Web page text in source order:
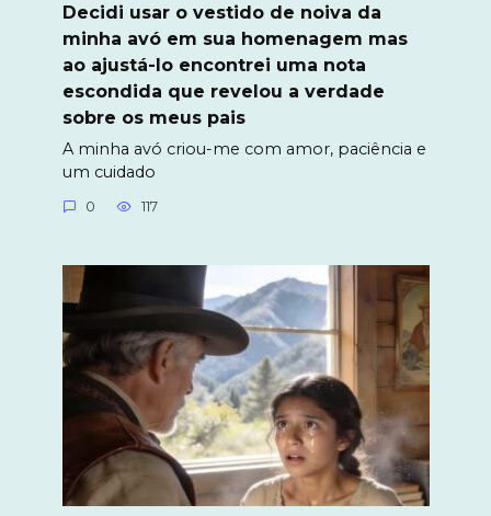
Decidi usar o vestido de noiva da
minha avó em sua homenagem mas
ao ajustá-lo encontrei uma nota
escondida que revelou a verdade
sobre os meus pais
A minha avó criou-me com amor, paciência e
um cuidado
0 117